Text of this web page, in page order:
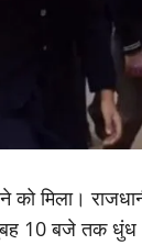
मिला।
10 बजे तक धुंध